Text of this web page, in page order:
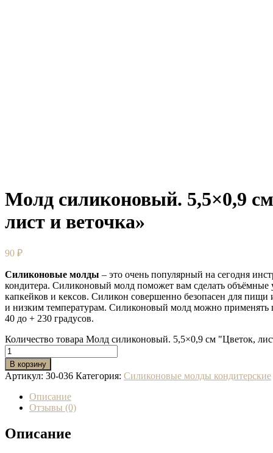
Молд силиконовый. 5,5×0,9
лист и веточка»
90 ₽
Силиконовые молды – это очень популярный на сегодня
кондитера. Силиконовый молд поможет вам сделать объёмные
капкейков и кексов. Силикон совершенно безопасен для
и низким температурам. Силиконовый молд можно применять
40 до + 230 градусов.
Количество товара Молд силиконовый. 5,5×0,9 см "Цветок,
В корзину
Артикул: 30-036 Категория: Силиконовые молды кондитерские
Описание
Отзывы (0)
Описание